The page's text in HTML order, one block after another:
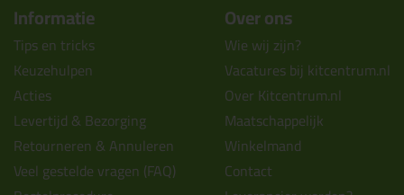
Informatie
Tips en tricks
Keuzehulpen
Acties
Levertijd & Bezorging
Retourneren & Annuleren
Veel gestelde vragen (FAQ)
Over ons
Wie wij zijn?
Vacatures bij kitcentrum.nl
Over Kitcentrum.nl
Maatschappelijk
Winkelmand
Contact